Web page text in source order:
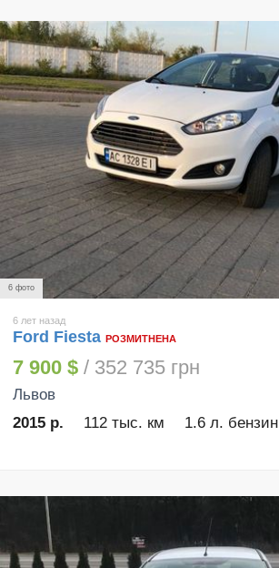
6 фото
6 лет назад
Ford Fiesta РОЗМИТНЕНА
7 900 $ / 352 735 грн
Львов
2015 р.
112 тыс. км 1.6 л. бензин